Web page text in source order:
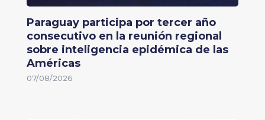
Paraguay participa por tercer año
consecutivo en la reunión regional
sobre inteligencia epidémica de las
Américas
07/08/2026